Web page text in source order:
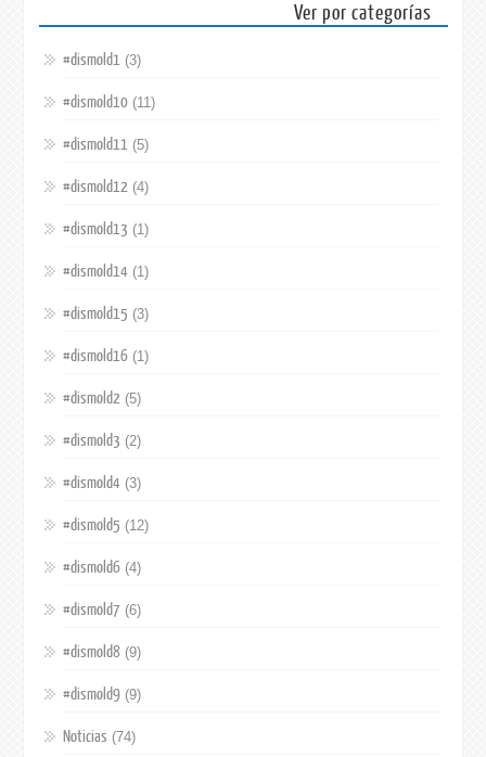
Ver por categorías
#dismold1 (3)
#dismold10(11)
#dismold11 (5)
#dismold12 (4)
#dismold13 (1)
#dismold14(1)
#dismold15 (3)
#dismold16(1)
#dismold2 (5)
#dismold3 (2)
#dismold4(3)
#dismold5 (12)
#dismold6(4)
#dismold7(6)
#dismold8(9)
#dismold9(9)
Noticias (74)